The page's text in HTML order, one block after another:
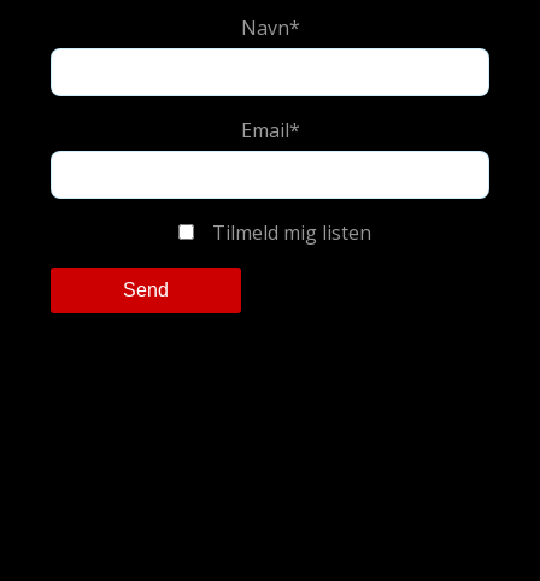
Navn*
Email*
Tilmeld mig listen